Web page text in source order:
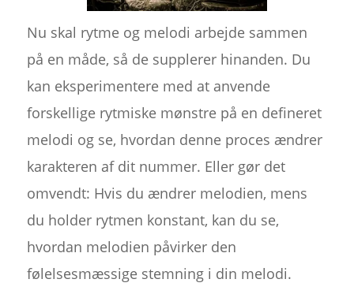
Nu skal rytme og melodi arbejde sammen
på en måde, så de supplerer hinanden. Du
kan eksperimentere med at anvende
forskellige rytmiske mønstre på en defineret
melodi og se, hvordan denne proces ændrer
karakteren af dit nummer. Eller gør det
omvendt: Hvis du ændrer melodien, mens
du holder rytmen konstant, kan du se,
hvordan melodien påvirker den
følelsesmæssige stemning i din melodi.